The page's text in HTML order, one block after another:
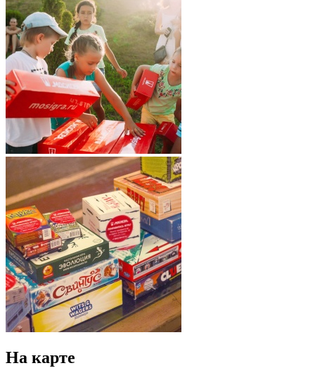
На карте